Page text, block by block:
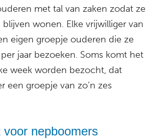
met tal van zaken zodat ze
wonen. Elke vrijwilliger van
eigen groepje ouderen die ze
jaar bezoeken. Soms komt het
week worden bezocht, dat
een groepje van zo’n zes
nepboomers